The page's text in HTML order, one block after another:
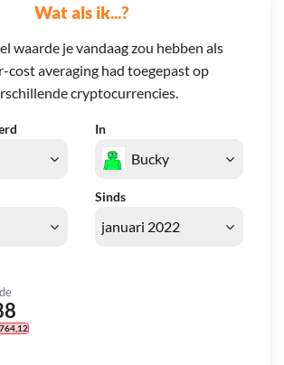
Wat als ik...?
waarde je vandaag zou hebben als
cost averaging had toegepast op
cryptocurrencies.
In
Sinds